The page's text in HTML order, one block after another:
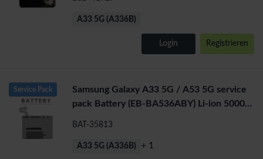
A33 5G (A336B)
Login Registrieren
Service Pack
Samsung Galaxy A33 5G / A53 5G service
pack Battery (EB-BA536ABY) Li-ion 5000
BAT-35813
A33 5G (A336B) + 1